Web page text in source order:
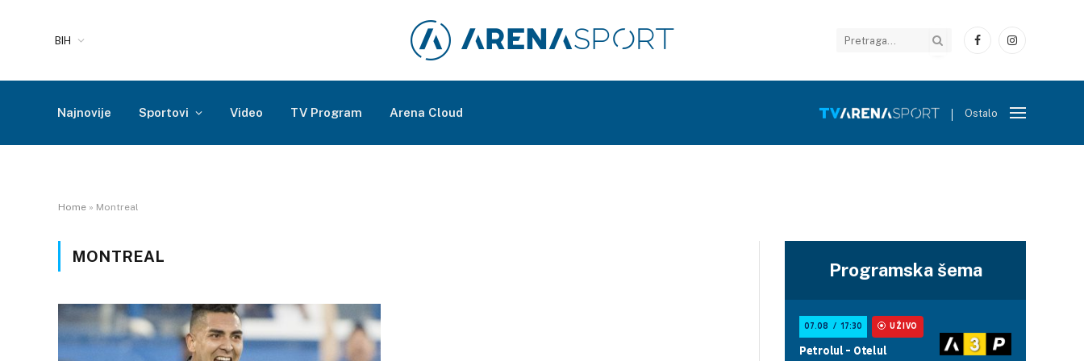
BIH
FacebookInstagram
Najnovije Sportovi Video TV Program Arena Cloud Ostalo
Home » Montreal
MONTREAL
Programska šema